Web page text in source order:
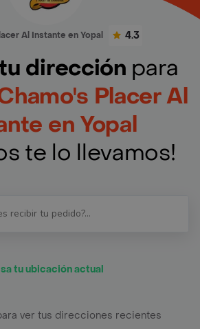
Al Instante en Yopal 4.3
dirección para
Placer Al
en Yopal
te lo llevamos!
tu ubicación actual
ver tus direcciones recientes